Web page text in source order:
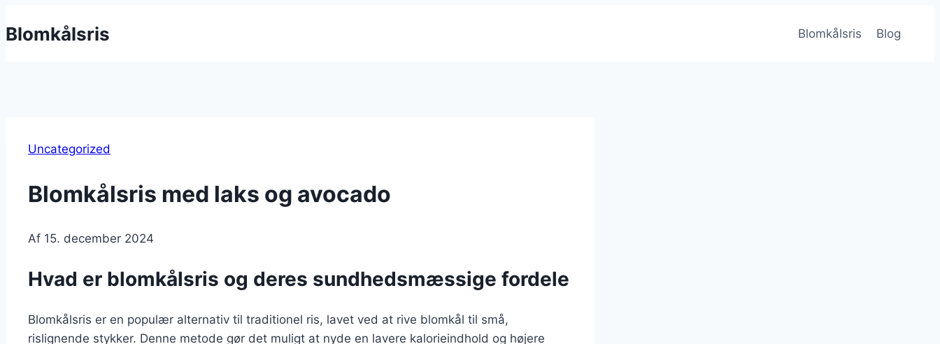
til
Blomkålsris Blomkålsris Blog
Uncategorized
Blomkålsris med laks og avocado
Af 15. december 2024
Hvad er blomkålsris og deres sundhedsmæssige fordele
Blomkålsris er en populær alternativ til traditionel ris, lavet ved at rive blomkål til små,
rislignende stykker. Denne metode gør det muligt at nyde en lavere kalorieindhold og højere